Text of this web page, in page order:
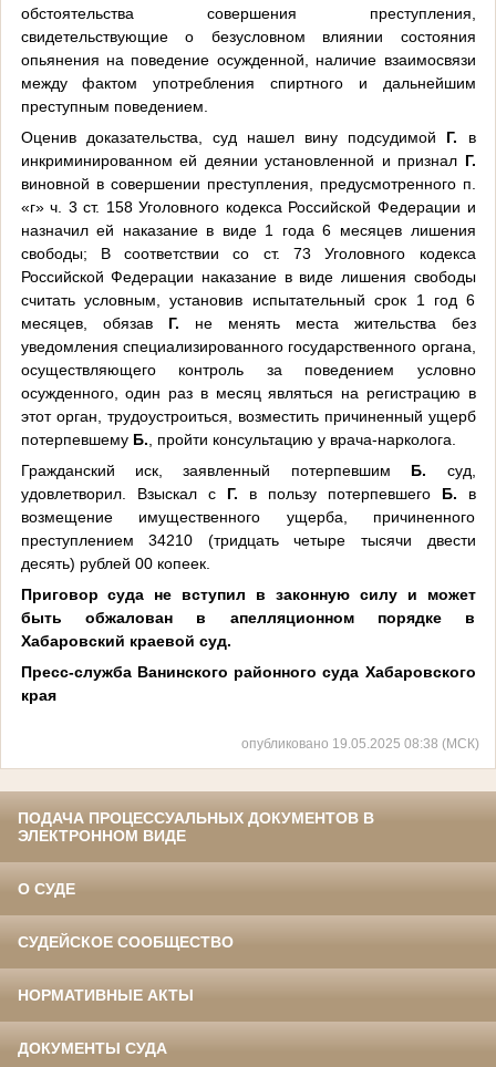
обстоятельства совершения преступления,
свидетельствующие о безусловном влиянии состояния
опьянения на поведение осужденной, наличие взаимосвязи
между фактом употребления спиртного и дальнейшим
преступным поведением.
Оценив доказательства, суд нашел вину подсудимой Г. в
инкриминированном ей деянии установленной и признал Г.
виновной в совершении преступления, предусмотренного п.
«г» ч. 3 ст. 158 Уголовного кодекса Российской Федерации и
назначил ей наказание в виде 1 года 6 месяцев лишения
свободы; В соответствии со ст. 73 Уголовного кодекса
Российской Федерации наказание в виде лишения свободы
считать условным, установив испытательный срок 1 год 6
месяцев, обязав Г. не менять места жительства без
уведомления специализированного государственного органа,
осуществляющего контроль за поведением условно
осужденного, один раз в месяц являться на регистрацию в
этот орган, трудоустроиться, возместить причиненный ущерб
потерпевшему Б. , пройти консультацию у врача-нарколога.
Гражданский иск, заявленный потерпевшим Б. суд,
удовлетворил. Взыскал с Г. в пользу потерпевшего Б. в
возмещение имущественного ущерба, причиненного
преступлением 34210 (тридцать четыре тысячи двести
десять) рублей 00 копеек.
Приговор суда не вступил в законную силу и может
быть обжалован в апелляционном порядке в
Хабаровский краевой суд.
Пресс-служба Ванинского районного суда Хабаровского
края
опубликовано 19.05.2025 08:38 (МСК)
ПОДАЧА ПРОЦЕССУАЛЬНЫХ ДОКУМЕНТОВ В
ЭЛЕКТРОННОМ ВИДЕ
О СУДЕ
СУДЕЙСКОЕ СООБЩЕСТВО
НОРМАТИВНЫЕ АКТЫ
ДОКУМЕНТЫ СУДА